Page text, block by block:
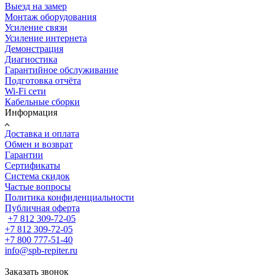
Выезд на замер
Монтаж оборудования
Усиление связи
Усиление интернета
Демонстрация
Диагностика
Гарантийное обслуживание
Подготовка отчёта
Wi-Fi сети
Кабельные сборки
Информация
Доставка и оплата
Обмен и возврат
Гарантии
Сертификаты
Система скидок
Частые вопросы
Политика конфиденциальности
Публичная оферта
+7 812 309-72-05
+7 812 309-72-05
+7 800 777-51-40
info@spb-repiter.ru
Заказать звонок